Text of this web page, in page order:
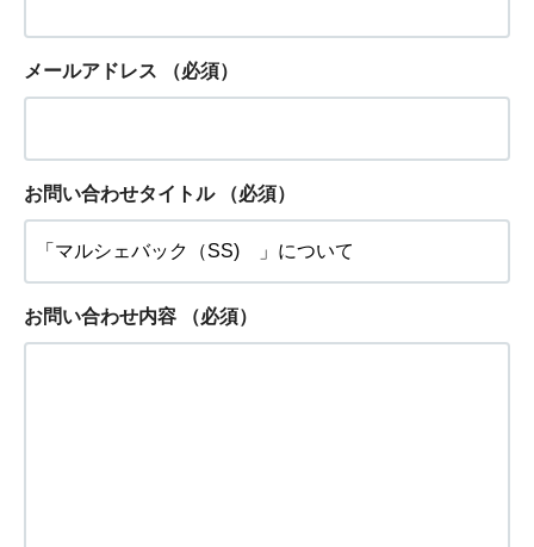
メールアドレス （必須）
お問い合わせタイトル （必須）
お問い合わせ内容 （必須）